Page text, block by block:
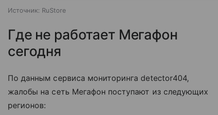
Источник: RuStore
Где не работает Мегафон
сегодня
По данным сервиса мониторинга detector404,
жалобы на сеть Мегафон поступают из следующих
регионов: